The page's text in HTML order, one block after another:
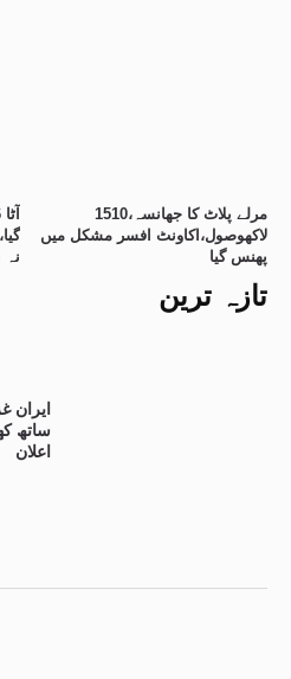
تازہ ترین
ساتھ
اعلان
15مرلے پلاٹ کا جھانسہ،10
لاکھوصول،اکاونٹ افسر مشکل میں
پھنس گیا